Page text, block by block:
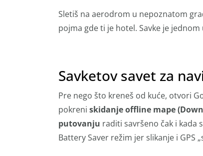
Sletiš na aerodrom u nepoznatom
pojma gde ti je hotel. Savke je
Savketov savet za
Pre nego što kreneš od kuće, otvori
pokreni skidanje offline mape
putovanju raditi savršeno čak i kada
Battery Saver režim jer slikanje i GPS